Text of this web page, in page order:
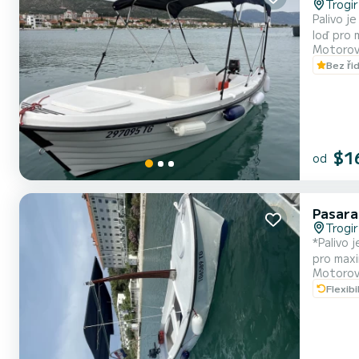
Trogir
Palivo je zahrnuto v ceně
loď pro
další
Bez
od
Trogir
*Palivo
pro
okolí